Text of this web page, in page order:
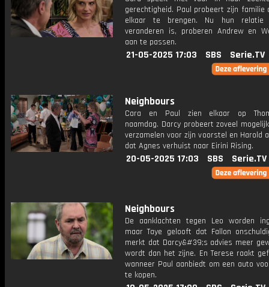
gerechtigheid. Paul probeert zijn familie
elkaar te brengen. Nu hun
veranderen is, proberen Andrew en
aan te passen.
21-05-2025 17:03 SBS Serie.TV
Neighbours
Cara en Paul zien elkaar op
naamdag. Darcy probeert zoveel
verzamelen voor zijn voorstel en Harold
dat Agnes verhuist naar Eirini Rising.
20-05-2025 17:03 SBS Serie.TV
Neighbours
De aanklachten tegen Leo worden
maar Taye gelooft dat Fallon
merkt dat Darcy&#39;s advies meer
wordt dan het zijne. En Terese raakt
wanneer Paul aanbiedt om een auto
te kopen.